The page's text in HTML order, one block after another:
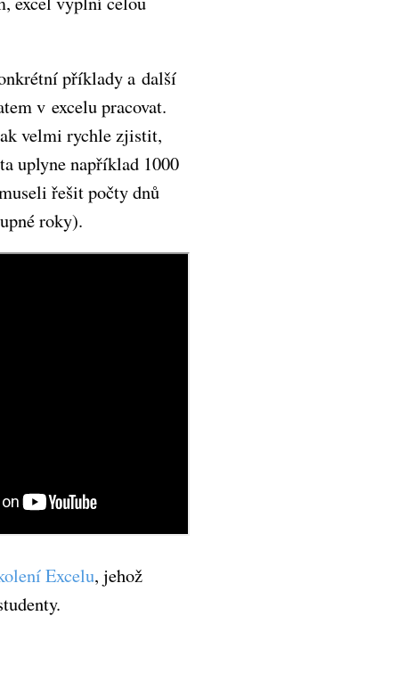
příklady a další
v excelu pracovat.
velmi rychle zjistit,
uplyne například 1000
řešit počty dnů
roky).
Excelu, jehož